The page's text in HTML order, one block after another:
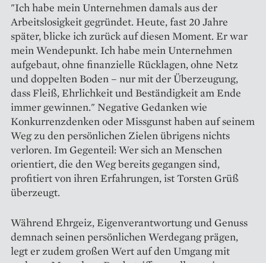
"Ich habe mein Unternehmen damals aus der
Arbeitslosigkeit gegründet. Heute, fast 20 Jahre
später, blicke ich zurück auf diesen Moment. Er war
mein Wendepunkt. Ich habe mein Unternehmen
aufgebaut, ohne finanzielle Rücklagen, ohne Netz
und doppelten Boden – nur mit der Überzeugung,
dass Fleiß, Ehrlichkeit und Beständigkeit am Ende
immer gewinnen." Negative Gedanken wie
Konkurrenzdenken oder Missgunst haben auf seinem
Weg zu den persönlichen Zielen übrigens nichts
verloren. Im Gegenteil: Wer sich an Menschen
orientiert, die den Weg bereits gegangen sind,
profitiert von ihren Erfahrungen, ist Torsten Grüß
überzeugt.
Während Ehrgeiz, Eigenverantwortung und Genuss
demnach seinen persönlichen Werdegang prägen,
legt er zudem großen Wert auf den Umgang mit